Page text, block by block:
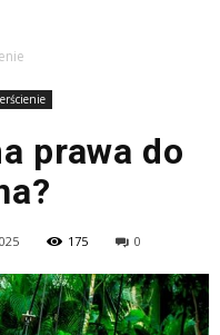
prawa do
175 0